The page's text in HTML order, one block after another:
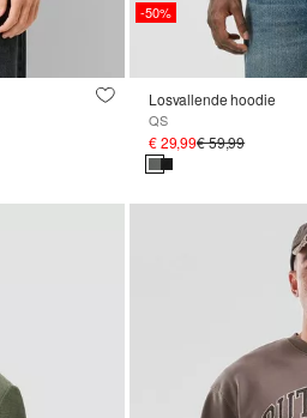
-50%
Losvallende hoodie
QS
€ 29,99€ 59,99